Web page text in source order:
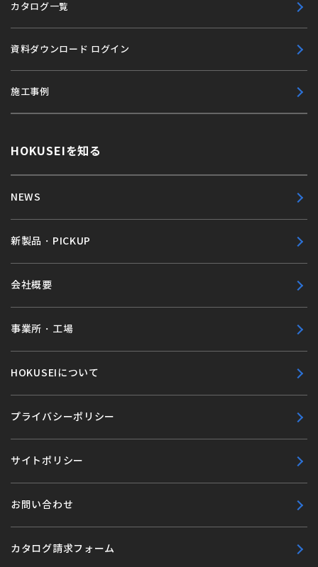
カタログ一覧
資料ダウンロード ログイン
施工事例
HOKUSEIを知る
NEWS
新製品・PICKUP
会社概要
事業所・工場
HOKUSEIについて
プライバシーポリシー
サイトポリシー
お問い合わせ
カタログ請求フォーム